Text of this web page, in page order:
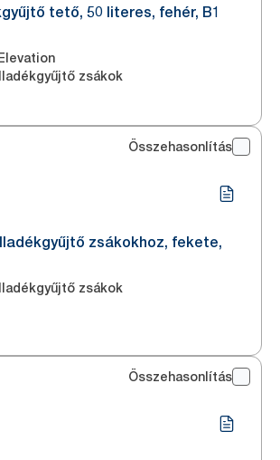
tető, 50 literes, fehér, B1
Elevation
zsákok
Összehasonlítás
zsákokhoz, fekete,
zsákok
Összehasonlítás